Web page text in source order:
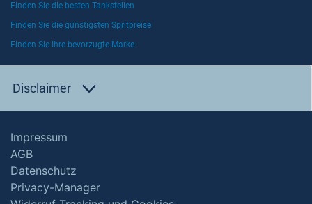
Finden Sie die besten Tankstellen
Finden Sie die günstigsten Spritpreise
Finden Sie Ihre bevorzugte Marke
Disclaimer
Impressum
AGB
Datenschutz
Privacy-Manager